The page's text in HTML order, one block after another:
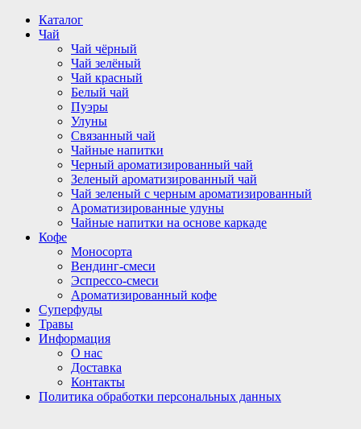
Перейти
содержимому
Каталог
Чай
Чай чёрный
Чай зелёный
Чай красный
Белый чай
Пуэры
Улуны
Связанный чай
Чайные напитки
Черный ароматизированный чай
Зеленый ароматизированный чай
Чай зеленый с черным ароматизированный
Ароматизированные улуны
Чайные напитки на основе каркаде
Кофе
Моносорта
Вендинг-смеси
Эспрессо-смеси
Ароматизированный кофе
Суперфуды
Травы
Информация
О нас
Доставка
Контакты
Политика обработки персональных данных